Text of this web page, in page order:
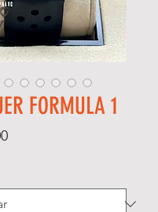
FORMULA 1
Preço